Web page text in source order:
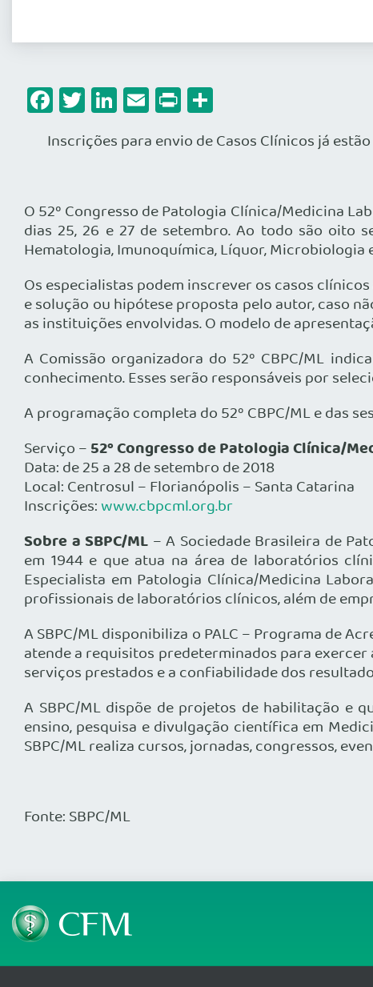
Facebook
Twitter
LinkedIn
Email
Print
Inscrições para envio de Casos Clínicos já
O 52º Congresso de Patologia Clínica/Medicina
dias 25, 26 e 27 de setembro. Ao todo são oito
Hematologia, Imunoquímica, Líquor, Microbiologia
Os especialistas podem inscrever os casos
e solução ou hipótese proposta pelo autor, caso
as instituições envolvidas. O modelo de
A Comissão organizadora do 52º CBPC/ML
conhecimento. Esses serão responsáveis por
A programação completa do 52º CBPC/ML e das
Serviço – 52º Congresso de Patologia Clínica/
Data: de 25 a 28 de setembro de 2018
Local: Centrosul – Florianópolis – Santa Catarina
Inscrições:www.cbpcml.org.br
Sobre a SBPC/ML – A Sociedade Brasileira de
em 1944 e que atua na área de laboratórios
Especialista em Patologia Clínica/Medicina
profissionais de laboratórios clínicos, além de
A SBPC/ML disponibiliza o PALC – Programa de
atende a requisitos predeterminados para
serviços prestados e a confiabilidade dos
A SBPC/ML dispõe de projetos de habilitação e
ensino, pesquisa e divulgação científica em
SBPC/ML realiza cursos, jornadas, congressos,
Fonte: SBPC/ML